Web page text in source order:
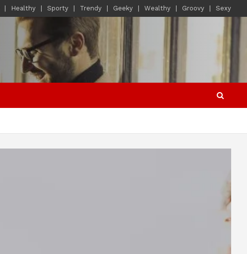
Healthy Sporty Trendy Geeky Wealthy Groovy Sexy